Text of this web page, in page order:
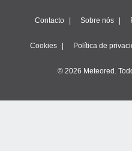
Contacto Sobre nós
Cookies Política de
© 2026 Meteored.